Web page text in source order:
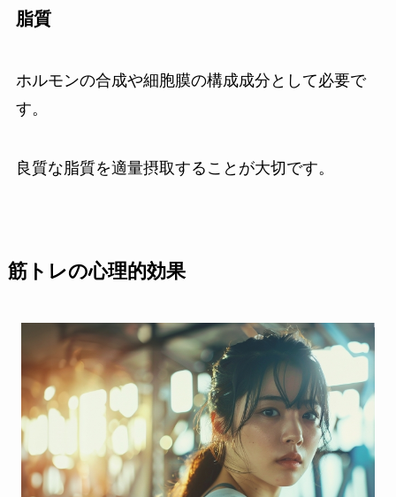
脂質
ホルモンの合成や細胞膜の構成成分として必要で
す。
良質な脂質を適量摂取することが大切です。
筋トレの心理的効果